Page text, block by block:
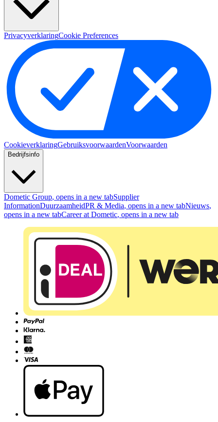
PrivacyverklaringCookie Preferences
CookieverklaringGebruiksvoorwaardenVoorwaarden
Bedrijfsinfo
Dometic Group, opens in a new tabSupplier
InformationDuurzaamheidPR & Media, opens in a new tabNieuws,
opens in a new tabCareer at Dometic, opens in a new tab